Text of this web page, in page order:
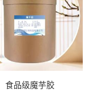
食品级魔芋胶